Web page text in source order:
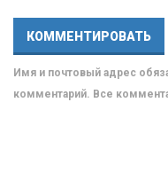
Имя и почтовый адрес
комментарий. Все